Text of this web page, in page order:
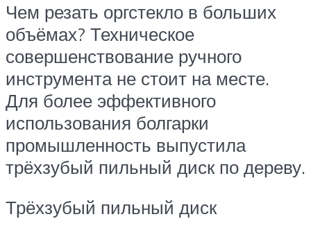
Чем резать оргстекло в больших
объёмах? Техническое
совершенствование ручного
инструмента не стоит на месте.
Для более эффективного
использования болгарки
промышленность выпустила
трёхзубый пильный диск по дереву.
Трёхзубый пильный диск